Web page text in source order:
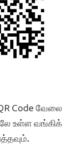
Code வேலை
உள்ள வங்கிக்